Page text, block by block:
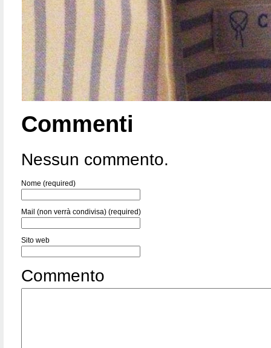
Commenti
Nessun commento.
Nome (required)
Mail (non verrà condivisa) (required)
Sito web
Commento